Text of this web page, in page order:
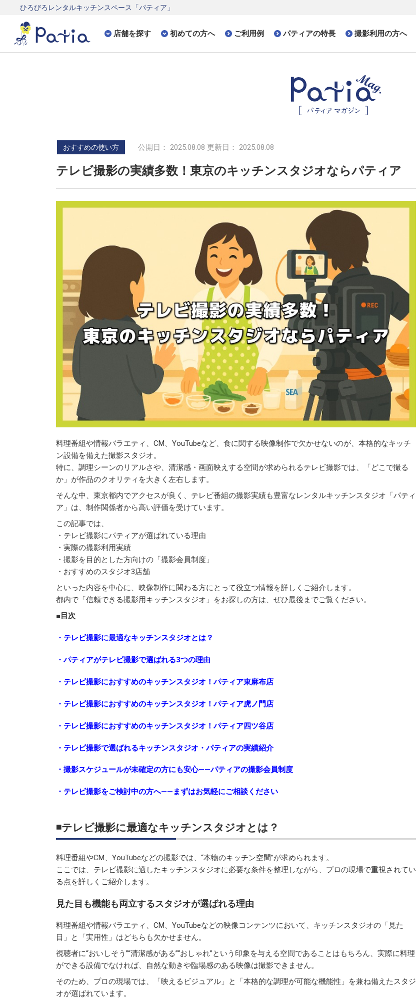
ひろびろレンタルキッチンスペース「パティア」
店舗を探す 初めての方へ ご利用例 パティアの特長 撮影利用の方へ
おすすめの使い方 公開日： 2025.08.08 更新日： 2025.08.08
テレビ撮影の実績多数！東京のキッチンスタジオならパティア
料理番組や情報バラエティ、CM、YouTubeなど、食に関する映像制作で欠かせないのが、本格的なキッチ
ン設備を備えた撮影スタジオ。
特に、調理シーンのリアルさや、清潔感・画面映えする空間が求められるテレビ撮影では、「どこで撮る
か」が作品のクオリティを大きく左右します。
そんな中、東京都内でアクセスが良く、テレビ番組の撮影実績も豊富なレンタルキッチンスタジオ「パティ
ア」は、制作関係者から高い評価を受けています。
この記事では、
・テレビ撮影にパティアが選ばれている理由
・実際の撮影利用実績
・撮影を目的とした方向けの「撮影会員制度」
・おすすめのスタジオ3店舗
といった内容を中心に、映像制作に関わる方にとって役立つ情報を詳しくご紹介します。
都内で「信頼できる撮影用キッチンスタジオ」をお探しの方は、ぜひ最後までご覧ください。
■目次
・テレビ撮影に最適なキッチンスタジオとは？
・パティアがテレビ撮影で選ばれる3つの理由
・テレビ撮影におすすめのキッチンスタジオ！パティア東麻布店
・テレビ撮影におすすめのキッチンスタジオ！パティア虎ノ門店
・テレビ撮影におすすめのキッチンスタジオ！パティア四ツ谷店
・テレビ撮影で選ばれるキッチンスタジオ・パティアの実績紹介
・撮影スケジュールが未確定の方にも安心——パティアの撮影会員制度
・テレビ撮影をご検討中の方へ——まずはお気軽にご相談ください
◾️テレビ撮影に最適なキッチンスタジオとは？
料理番組やCM、YouTubeなどの撮影では、“本物のキッチン空間”が求められます。
ここでは、テレビ撮影に適したキッチンスタジオに必要な条件を整理しながら、プロの現場で重視されてい
る点を詳しくご紹介します。
見た目も機能も両立するスタジオが選ばれる理由
料理番組や情報バラエティ、CM、YouTubeなどの映像コンテンツにおいて、キッチンスタジオの「見た
目」と「実用性」はどちらも欠かせません。
視聴者に“おいしそう”“清潔感がある”“おしゃれ”という印象を与える空間であることはもちろん、実際に料理
ができる設備でなければ、自然な動きや臨場感のある映像は撮影できません。
そのため、プロの現場では、「映えるビジュアル」と「本格的な調理が可能な機能性」を兼ね備えたスタジ
オが選ばれています。